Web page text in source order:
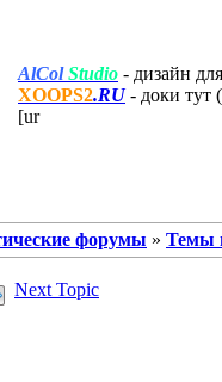
AlCol Studio - дизайн
XOOPS2.RU- доки тут
[ur
форумы » Темы
Next Topic